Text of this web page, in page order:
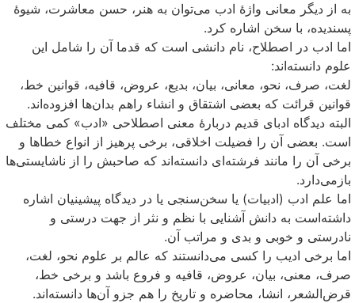
به از دیگر معانی واژهٔ ادب می‌توان به هنر، حسن معاشرت، شیوهٔ
پسندیده، با سخن اشاره کرد.
اما ادب در اصطلاح، نام دانشی است که قدما آن را شامل این
علوم دانسته‌اند:
لغت، صرف، نحو، معانی، بیان، بدیع، عروض، قافیه، قوانین خط،
قوانین قرائت که بعضی اشتقاق و انشاء راهم بدان‌ها افزوده‌اند.
البته دیدگاه ادبای قدیم دربارهٔ معنی اصطلاحی «ادب» کمی مختلف
است. بعضی آن را فضیلت اخلاقی، برخی پرهیز از انواع خطاها و
برخی آن را مانند فرشته‌ای دانسته‌اند که صاحبش را از ناشایستی‌ها
بازمی‌دارد.
اما علم ادب (ادبیات) یا سخن‌سنجی یا در دیدگاه پیشینیان اشاره
داشته‌است به دانش آشنایی با نظم و نثر از جهت درستی و
نادرستی و خوبی و بدی و مراتب آن.
اما برخی ادیب را کسی می‌دانستند که عالم بر علوم نحو، لغت،
صرف، معنی، بیان، عروض، قافیه و فروع باشد و برخی خط،
قرض‌الشعر، انشا، محاضره و تاریخ را هم جزو آن‌ها دانسته‌اند.